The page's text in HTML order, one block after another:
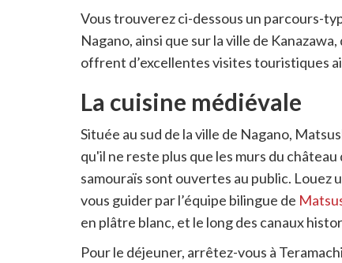
Vous trouverez ci-dessous un parcours-
Nagano, ainsi que sur la ville de
offrent d’excellentes visites touristiques
La cuisine médiévale
Située au sud de la ville de Nagano,
qu'il ne reste plus que les murs du
samouraïs sont ouvertes au public. Louez
vous guider par l’équipe bilingue de
en plâtre blanc, et le long des canaux
Pour le déjeuner, arrêtez-vous à